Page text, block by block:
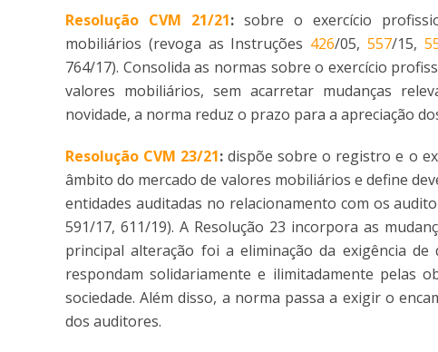
Resolução CVM 21/21:sobre o exercício
mobiliários (revoga as Instruções 426/05, 557/15,
764/17). Consolida as normas sobre o exercício
valores mobiliários, sem acarretar mudanças
novidade, a norma reduz o prazo para a apreciação
Resolução CVM 23/21: dispõe sobre o registro e o
âmbito do mercado de valores mobiliários e define
entidades auditadas no relacionamento com os
591/17, 611/19). A Resolução 23 incorpora as
principal alteração foi a eliminação da exigência
respondam solidariamente e ilimitadamente pelas
sociedade. Além disso, a norma passa a exigir o
dos auditores.